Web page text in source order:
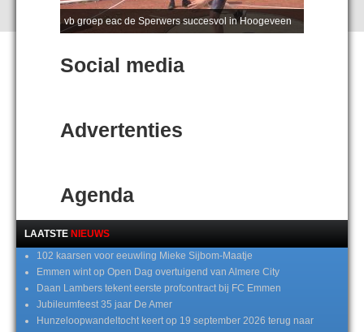
vb groep eac de Sperwers succesvol in Hoogeveen
Social media
Advertenties
Agenda
LAATSTE NIEUWS
102 kaarsen voor eeuwling Mieke Sijbom-Maatje
Emmen wint op Open Dag overtuigend van Almere City
Daan Lambers tekent eerste profcontract bij FC Emmen
Jubileumfeest 35 jaar De Amer
Hunzeloopwandeltocht keert op 19 september 2026 terug naar